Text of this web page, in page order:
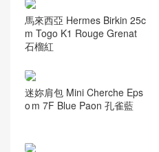
愛馬仕凱莉包25和28哪個好